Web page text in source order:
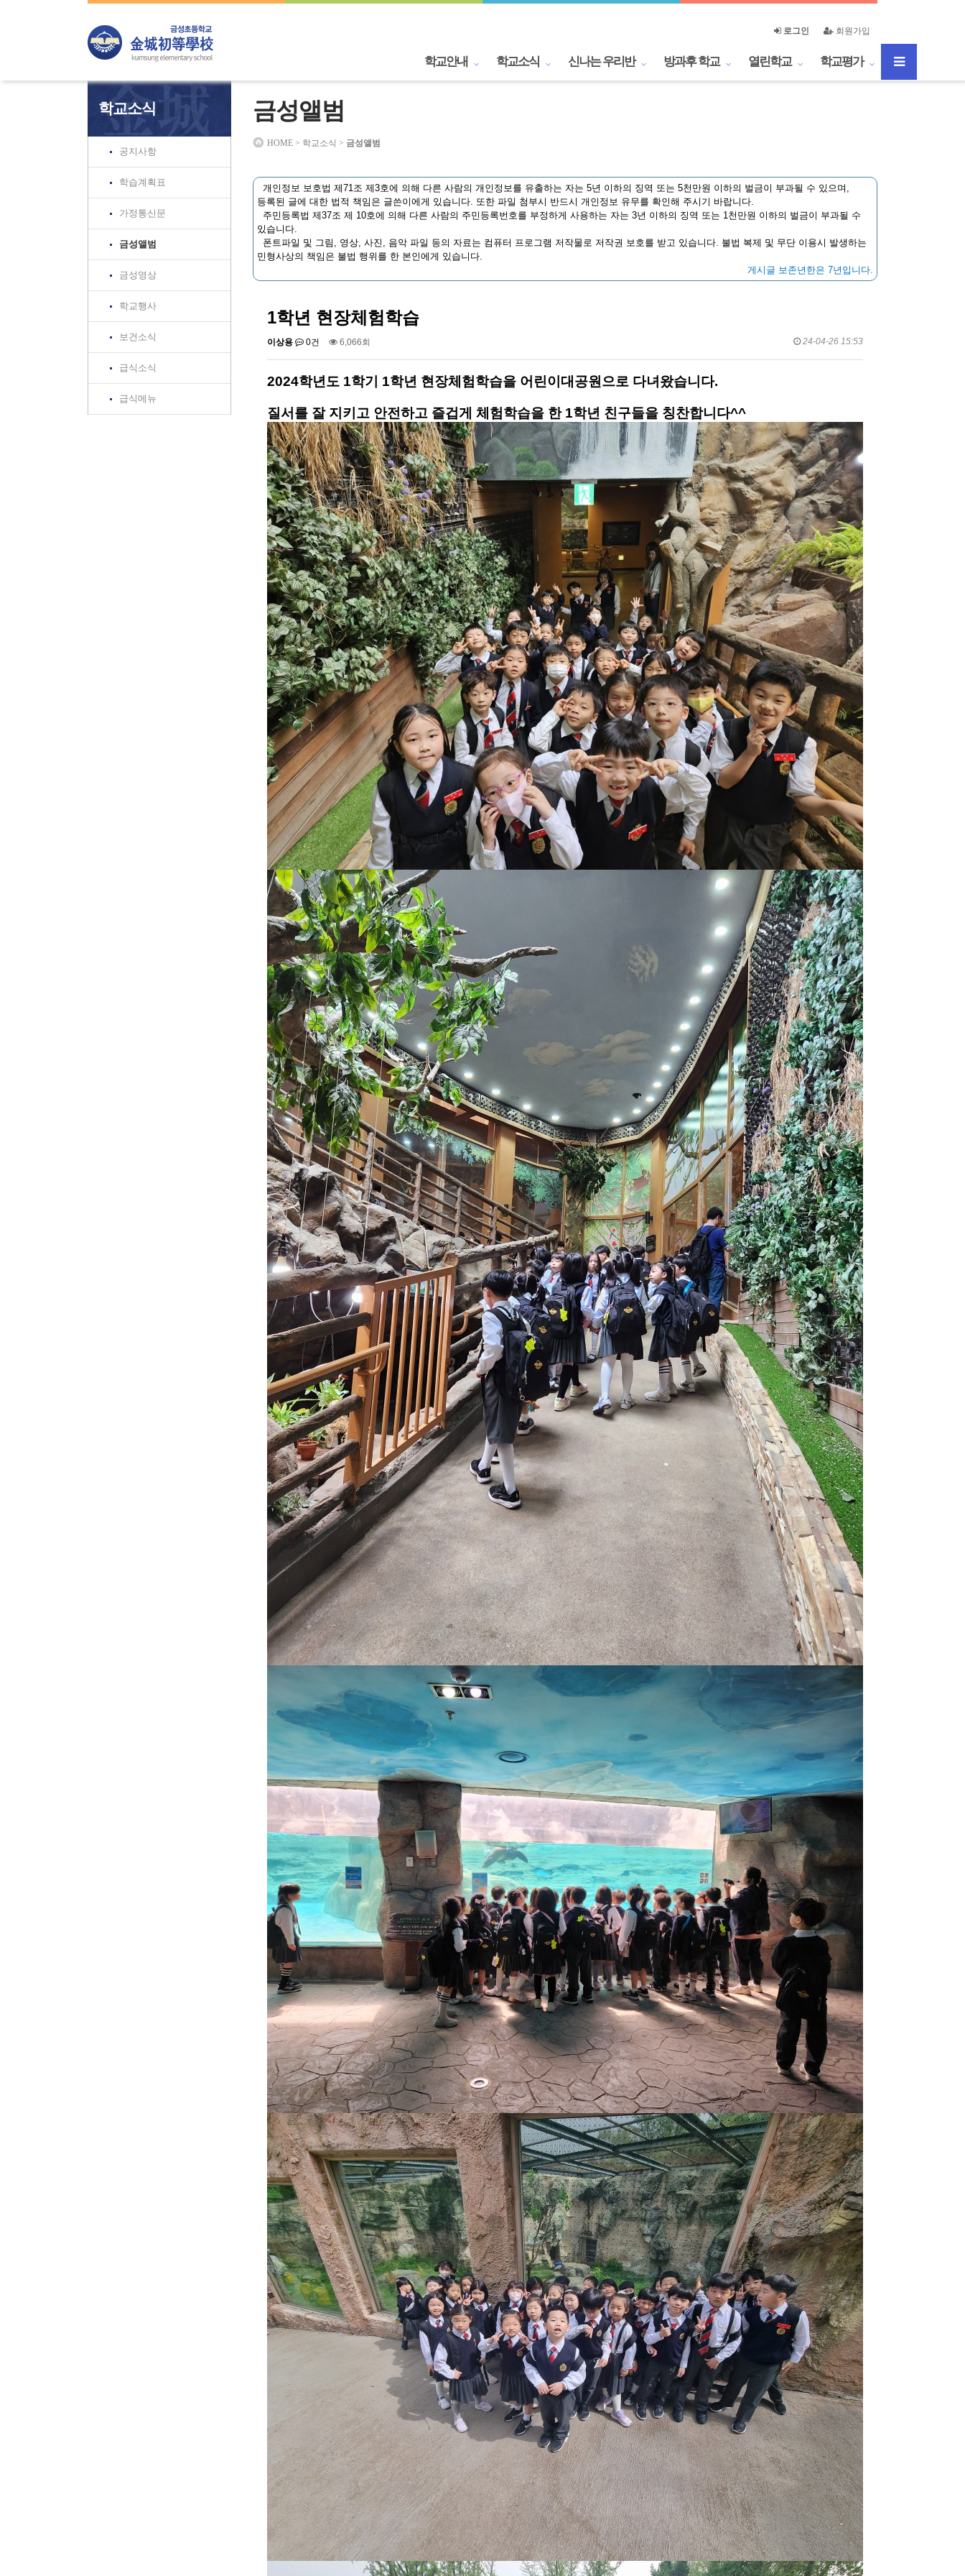
회원가입
로그인
학교안내 학교소식 신나는 우리반 방과후 학교
하위분류
열린학교
하위분류
학교평가
하위분류
학교소식
공지사항
학습계획표
가정통신문
금성앨범
금성영상
학교행사
보건소식
급식소식
급식메뉴
금성앨범
HOME > 학교소식 > 금성앨범
개인정보 보호법 제71조 제3호에 의해 다른 사람의 개인정보를 유출하는 자는 5년 이하의 징역 또는 5천만원 이하의 벌금이 부과될 수 있으며,
등록된 글에 대한 법적 책임은 글쓴이에게 있습니다. 또한 파일 첨부시 반드시 개인정보 유무를 확인해 주시기 바랍니다.
주민등록법 제37조 제 10호에 의해 다른 사람의 주민등록번호를 부정하게 사용하는 자는 3년 이하의 징역 또는 1천만원 이하의 벌금이 부과될 수
있습니다.
폰트파일 및 그림, 영상, 사진, 음악 파일 등의 자료는 컴퓨터 프로그램 저작물로 저작권 보호를 받고 있습니다. 불법 복제 및 무단 이용시 발생하는
민형사상의 책임은 불법 행위를 한 본인에게 있습니다.
게시글 보존년한은 7년입니다.
1학년 현장체험학습
이상용 0건 6,066회 24-04-26 15:53
2024학년도 1학기 1학년 현장체험학습을 어린이대공원으로 다녀왔습니다.
질서를 잘 지키고 안전하고 즐겁게 체험학습을 한 1학년 친구들을 칭찬합니다^^